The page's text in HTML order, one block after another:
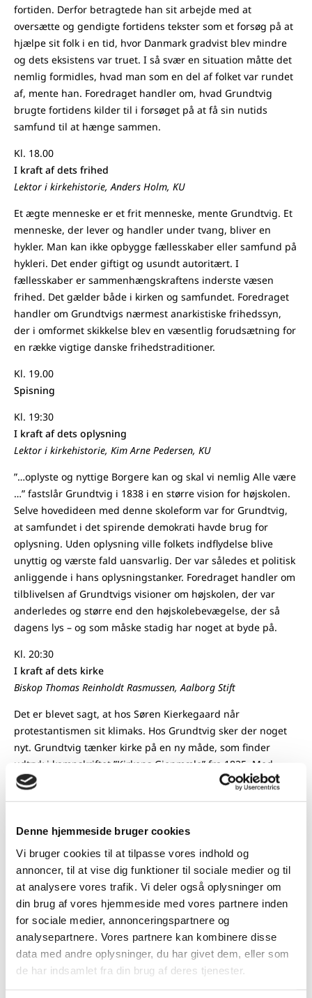
Denne hjemmeside bruger cookies
Vi bruger cookies til at tilpasse vores indhold og
annoncer, til at vise dig funktioner til sociale medier og til
at analysere vores trafik. Vi deler også oplysninger om
din brug af vores hjemmeside med vores partnere inden
for sociale medier, annonceringspartnere og
analysepartnere. Vores partnere kan kombinere disse
data med andre oplysninger, du har givet dem, eller som
de har indsamlet fra din brug af deres tjenester.
fortiden. Derfor betragtede han sit arbejde med at
oversætte og gendigte fortidens tekster som et forsøg på at
hjælpe sit folk i en tid, hvor Danmark gradvist blev mindre
og dets eksistens var truet. I så svær en situation måtte det
nemlig formidles, hvad man som en del af folket var rundet
af, mente han. Foredraget handler om, hvad Grundtvig
brugte fortidens kilder til i forsøget på at få sin nutids
samfund til at hænge sammen.
Kl. 18.00
I kraft af dets frihed
Lektor i kirkehistorie, Anders Holm, KU
Et ægte menneske er et frit menneske, mente Grundtvig. Et
menneske, der lever og handler under tvang, bliver en
hykler. Man kan ikke opbygge fællesskaber eller samfund på
hykleri. Det ender giftigt og usundt autoritært. I
fællesskaber er sammenhængskraftens inderste væsen
frihed. Det gælder både i kirken og samfundet. Foredraget
handler om Grundtvigs nærmest anarkistiske frihedssyn,
der i omformet skikkelse blev en væsentlig forudsætning for
en række vigtige danske frihedstraditioner.
Kl. 19.00
Spisning
Kl. 19:30
I kraft af dets oplysning
Lektor i kirkehistorie, Kim Arne Pedersen, KU
”…oplyste og nyttige Borgere kan og skal vi nemlig Alle være
…” fastslår Grundtvig i 1838 i en større vision for højskolen.
Selve hovedideen med denne skoleform var for Grundtvig,
at samfundet i det spirende demokrati havde brug for
oplysning. Uden oplysning ville folkets indflydelse blive
unyttig og værste fald uansvarlig. Der var således et politisk
anliggende i hans oplysningstanker. Foredraget handler om
tilblivelsen af Grundtvigs visioner om højskolen, der var
anderledes og større end den højskolebevægelse, der så
dagens lys – og som måske stadig har noget at byde på.
Kl. 20:30
I kraft af dets kirke
Biskop Thomas Reinholdt Rasmussen, Aalborg Stift
Det er blevet sagt, at hos Søren Kierkegaard når
protestantismen sit klimaks. Hos Grundtvig sker der noget
nyt. Grundtvig tænker kirke på en ny måde, som finder
udtryk i kampskriftet ”Kirkens Gjenmæle” fra 1825. Med
udgangspunkt i dette skrift vil vi se hvordan Grundtvigs
altid nutid og det var i mødet med den lyslevende Kristus,
at kirken blev til. Hvordan stiller det samtalen i dag om tro,
forkyndelse, dåb og kirke?
Entré: 150 kr. inkl. et let aftensmåltid.Køb billet her.
Arrangementet bliver til i samarbejde mellem
Hus, Folkeuniversitetet og Grundtvigsk Forum
Del af Himmelblå